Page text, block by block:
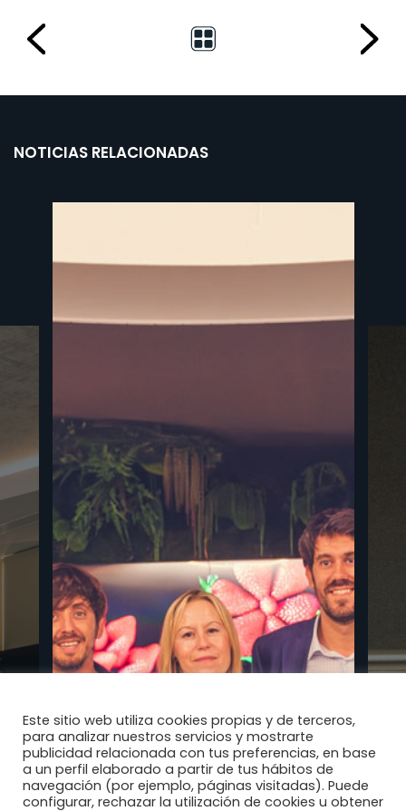
NOTICIAS RELACIONADAS
Este sitio web utiliza cookies propias y de terceros,
para analizar nuestros servicios y mostrarte
publicidad relacionada con tus preferencias, en base
a un perfil elaborado a partir de tus hábitos de
navegación (por ejemplo, páginas visitadas). Puede
configurar, rechazar la utilización de cookies u obtener